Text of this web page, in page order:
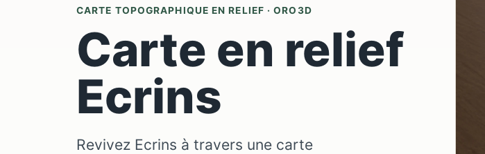
CARTE TOPOGRAPHIQUE EN RELIEF · ORO3D
Carte en relief
Ecrins
Revivez Ecrins à travers une carte